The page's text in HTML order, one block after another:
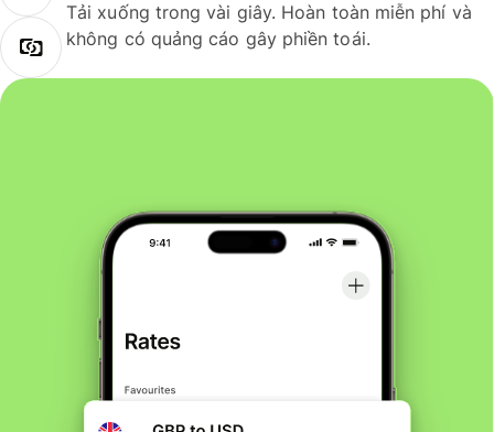
Tải xuống trong vài giây. Hoàn toàn miễn phí và
không có quảng cáo gây phiền toái.